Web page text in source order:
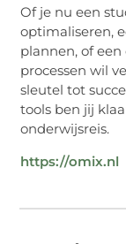
Of je nu een
optimaliseren,
plannen, of
processen wil
sleutel tot
tools ben jij
onderwijsreis.
https://omix.nl